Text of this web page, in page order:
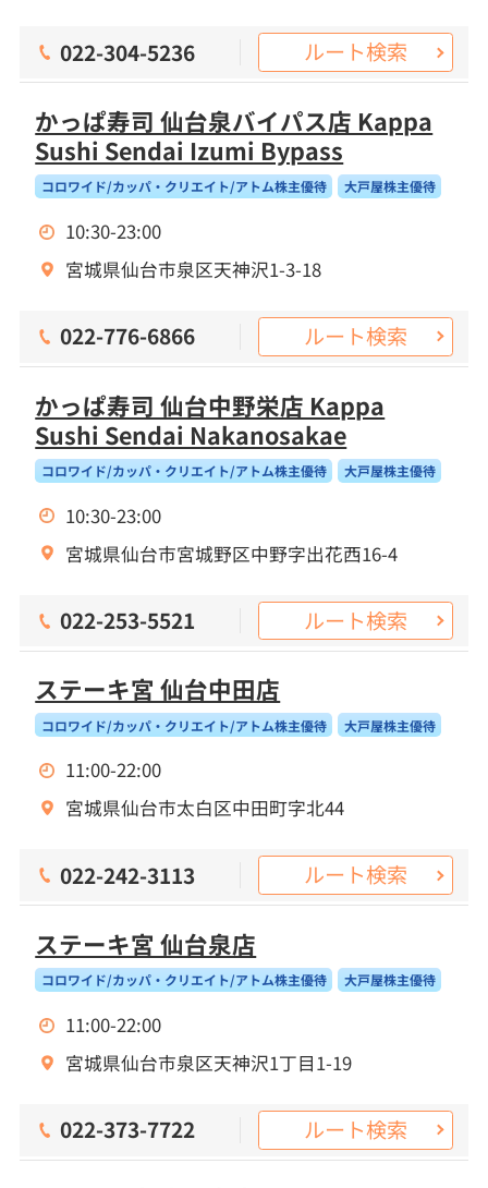
022-304-5236 ルート検索
かっぱ寿司 仙台泉バイパス店 Kappa
Sushi Sendai Izumi Bypass
コロワイド/カッパ・クリエイト/アトム株主優待 大戸屋株主優待
10:30-23:00
宮城県仙台市泉区天神沢1-3-18
022-776-6866 ルート検索
かっぱ寿司 仙台中野栄店 Kappa
Sushi Sendai Nakanosakae
コロワイド/カッパ・クリエイト/アトム株主優待 大戸屋株主優待
10:30-23:00
宮城県仙台市宮城野区中野字出花西16-4
022-253-5521 ルート検索
ステーキ宮 仙台中田店
コロワイド/カッパ・クリエイト/アトム株主優待 大戸屋株主優待
11:00-22:00
宮城県仙台市太白区中田町字北44
022-242-3113 ルート検索
ステーキ宮 仙台泉店
コロワイド/カッパ・クリエイト/アトム株主優待 大戸屋株主優待
11:00-22:00
宮城県仙台市泉区天神沢1丁目1-19
022-373-7722 ルート検索